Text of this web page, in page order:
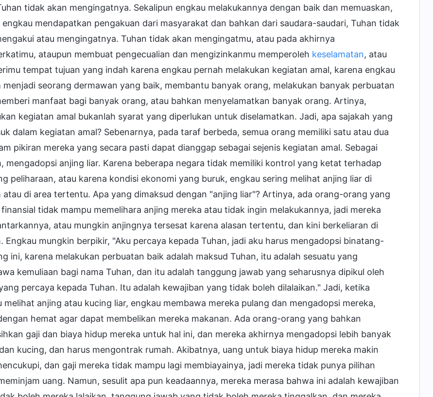
tidak akan mengingatnya. Sekalipun engkau melakukannya dengan baik dan memuaskan,
engkau mendapatkan pengakuan dari masyarakat dan bahkan dari saudara-saudari, Tuhan tidak
atau mengingatnya. Tuhan tidak akan mengingatmu, atau pada akhirnya
ataupun membuat pengecualian dan mengizinkanmu memperoleh keselamatan, atau
tempat tujuan yang indah karena engkau pernah melakukan kegiatan amal, karena engkau
menjadi seorang dermawan yang baik, membantu banyak orang, melakukan banyak perbuatan
manfaat bagi banyak orang, atau bahkan menyelamatkan banyak orang. Artinya,
kegiatan amal bukanlah syarat yang diperlukan untuk diselamatkan. Jadi, apa sajakah yang
dalam kegiatan amal? Sebenarnya, pada taraf berbeda, semua orang memiliki satu atau dua
pikiran mereka yang secara pasti dapat dianggap sebagai sejenis kegiatan amal. Sebagai
mengadopsi anjing liar. Karena beberapa negara tidak memiliki kontrol yang ketat terhadap
peliharaan, atau karena kondisi ekonomi yang buruk, engkau sering melihat anjing liar di
atau di area tertentu. Apa yang dimaksud dengan "anjing liar"? Artinya, ada orang-orang yang
finansial tidak mampu memelihara anjing mereka atau tidak ingin melakukannya, jadi mereka
atau mungkin anjingnya tersesat karena alasan tertentu, dan kini berkeliaran di
Engkau mungkin berpikir, "Aku percaya kepada Tuhan, jadi aku harus mengadopsi binatang-
ini, karena melakukan perbuatan baik adalah maksud Tuhan, itu adalah sesuatu yang
kemuliaan bagi nama Tuhan, dan itu adalah tanggung jawab yang seharusnya dipikul oleh
percaya kepada Tuhan. Itu adalah kewajiban yang tidak boleh dilalaikan." Jadi, ketika
melihat anjing atau kucing liar, engkau membawa mereka pulang dan mengadopsi mereka,
hemat agar dapat membelikan mereka makanan. Ada orang-orang yang bahkan
gaji dan biaya hidup mereka untuk hal ini, dan mereka akhirnya mengadopsi lebih banyak
kucing, dan harus mengontrak rumah. Akibatnya, uang untuk biaya hidup mereka makin
dan gaji mereka tidak mampu lagi membiayainya, jadi mereka tidak punya pilihan
uang. Namun, sesulit apa pun keadaannya, mereka merasa bahwa ini adalah kewajiban